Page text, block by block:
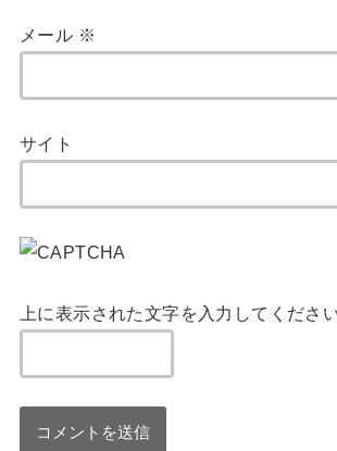
メール ※
サイト
上に表示された文字を入力してください